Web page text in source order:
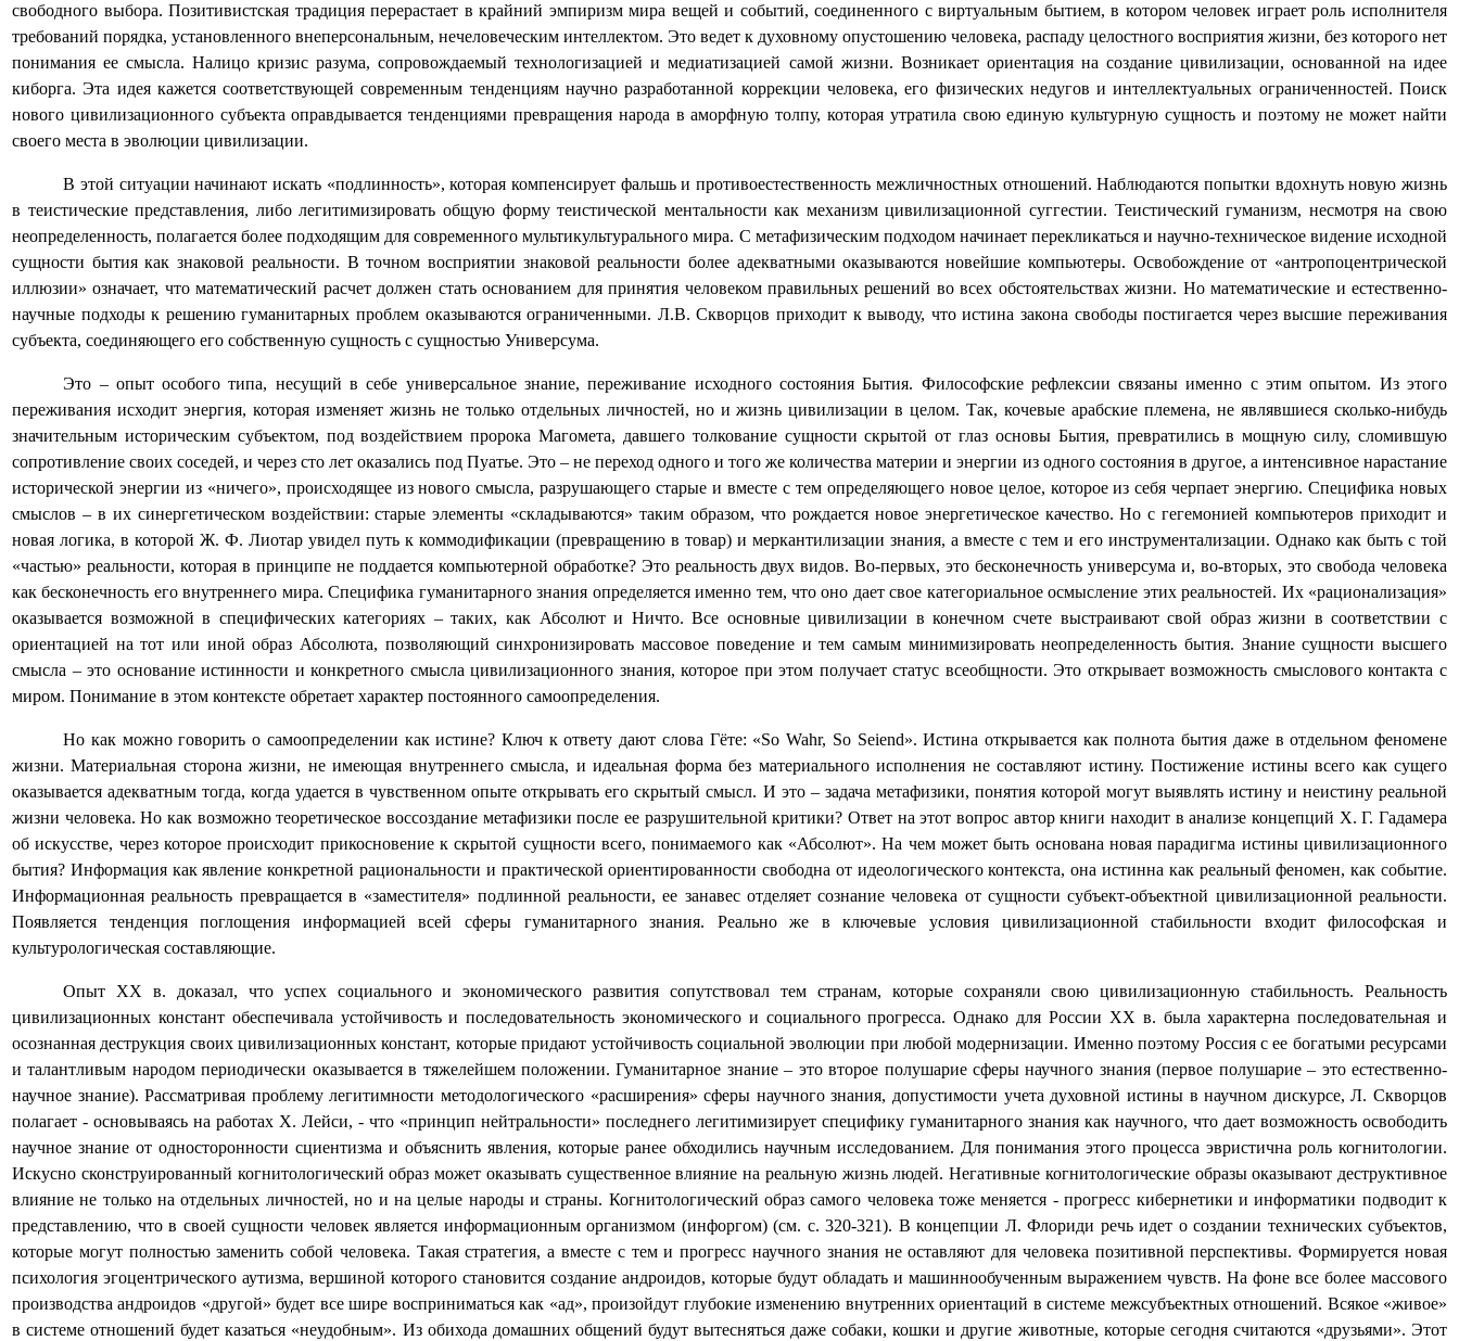
свободного выбора. Позитивистская традиция перерастает в крайний эмпиризм мира вещей и событий, соединенного с виртуальным бытием, в котором человек играет роль исполнителя
требований порядка, установленного внеперсональным, нечеловеческим интеллектом. Это ведет к духовному опустошению человека, распаду целостного восприятия жизни, без которого нет
понимания ее смысла. Налицо кризис разума, сопровождаемый технологизацией и медиатизацией самой жизни. Возникает ориентация на создание цивилизации, основанной на идее
киборга. Эта идея кажется соответствующей современным тенденциям научно разработанной коррекции человека, его физических недугов и интеллектуальных ограниченностей. Поиск
нового цивилизационного субъекта оправдывается тенденциями превращения народа в аморфную толпу, которая утратила свою единую культурную сущность и поэтому не может найти
своего места в эволюции цивилизации.
В этой ситуации начинают искать «подлинность», которая компенсирует фальшь и противоестественность межличностных отношений. Наблюдаются попытки вдохнуть новую жизнь
в теистические представления, либо легитимизировать общую форму теистической ментальности как механизм цивилизационной суггестии. Теистический гуманизм, несмотря на свою
неопределенность, полагается более подходящим для современного мультикультурального мира. C метафизическим подходом начинает перекликаться и научно-техническое видение исходной
сущности бытия как знаковой реальности. В точном восприятии знаковой реальности более адекватными оказываются новейшие компьютеры. Освобождение от «антропоцентрической
иллюзии» означает, что математический расчет должен стать основанием для принятия человеком правильных решений во всех обстоятельствах жизни. Но математические и естественно-
научные подходы к решению гуманитарных проблем оказываются ограниченными. Л.В. Скворцов приходит к выводу, что истина закона свободы постигается через высшие переживания
субъекта, соединяющего его собственную сущность с сущностью Универсума.
Это – опыт особого типа, несущий в себе универсальное знание, переживание исходного состояния Бытия. Философские рефлексии связаны именно с этим опытом. Из этого
переживания исходит энергия, которая изменяет жизнь не только отдельных личностей, но и жизнь цивилизации в целом. Так, кочевые арабские племена, не являвшиеся сколько-нибудь
значительным историческим субъектом, под воздействием пророка Магомета, давшего толкование сущности скрытой от глаз основы Бытия, превратились в мощную силу, сломившую
сопротивление своих соседей, и через сто лет оказались под Пуатье. Это – не переход одного и того же количества материи и энергии из одного состояния в другое, а интенсивное нарастание
исторической энергии из «ничего», происходящее из нового смысла, разрушающего старые и вместе с тем определяющего новое целое, которое из себя черпает энергию. Специфика новых
смыслов – в их синергетическом воздействии: старые элементы «складываются» таким образом, что рождается новое энергетическое качество. Но с гегемонией компьютеров приходит и
новая логика, в которой Ж. Ф. Лиотар увидел путь к коммодификации (превращению в товар) и меркантилизации знания, а вместе с тем и его инструментализации. Однако как быть с той
«частью» реальности, которая в принципе не поддается компьютерной обработке? Это реальность двух видов. Во-первых, это бесконечность универсума и, во-вторых, это свобода человека
как бесконечность его внутреннего мира. Специфика гуманитарного знания определяется именно тем, что оно дает свое категориальное осмысление этих реальностей. Их «рационализация»
оказывается возможной в специфических категориях – таких, как Абсолют и Ничто. Все основные цивилизации в конечном счете выстраивают свой образ жизни в соответствии с
ориентацией на тот или иной образ Абсолюта, позволяющий синхронизировать массовое поведение и тем самым минимизировать неопределенность бытия. Знание сущности высшего
смысла – это основание истинности и конкретного смысла цивилизационного знания, которое при этом получает статус всеобщности. Это открывает возможность смыслового контакта с
миром. Понимание в этом контексте обретает характер постоянного самоопределения.
Но как можно говорить о самоопределении как истине? Ключ к ответу дают слова Гёте: «So Wahr, So Seiend». Истина открывается как полнота бытия даже в отдельном феномене
жизни. Материальная сторона жизни, не имеющая внутреннего смысла, и идеальная форма без материального исполнения не составляют истину. Постижение истины всего как сущего
оказывается адекватным тогда, когда удается в чувственном опыте открывать его скрытый смысл. И это – задача метафизики, понятия которой могут выявлять истину и неистину реальной
жизни человека. Но как возможно теоретическое воссоздание метафизики после ее разрушительной критики? Ответ на этот вопрос автор книги находит в анализе концепций Х. Г. Гадамера
об искусстве, через которое происходит прикосновение к скрытой сущности всего, понимаемого как «Абсолют». На чем может быть основана новая парадигма истины цивилизационного
бытия? Информация как явление конкретной рациональности и практической ориентированности свободна от идеологического контекста, она истинна как реальный феномен, как событие.
Информационная реальность превращается в «заместителя» подлинной реальности, ее занавес отделяет сознание человека от сущности субъект-объектной цивилизационной реальности.
Появляется тенденция поглощения информацией всей сферы гуманитарного знания. Реально же в ключевые условия цивилизационной стабильности входит философская и
культурологическая составляющие.
Опыт XX в. доказал, что успех социального и экономического развития сопутствовал тем странам, которые сохраняли свою цивилизационную стабильность. Реальность
цивилизационных констант обеспечивала устойчивость и последовательность экономического и социального прогресса. Однако для России XX в. была характерна последовательная и
осознанная деструкция своих цивилизационных констант, которые придают устойчивость социальной эволюции при любой модернизации. Именно поэтому Россия с ее богатыми ресурсами
и талантливым народом периодически оказывается в тяжелейшем положении. Гуманитарное знание – это второе полушарие сферы научного знания(первое полушарие – это естественно-
научное знание). Рассматривая проблему легитимности методологического «расширения» сферы научного знания, допустимости учета духовной истины в научном дискурсе, Л. Скворцов
полагает - основываясь на работах Х. Лейси, - что «принцип нейтральности» последнего легитимизирует специфику гуманитарного знания как научного, что дает возможность освободить
научное знание от односторонности сциентизма и объяснить явления, которые ранее обходились научным исследованием. Для понимания этого процесса эвристична роль когнитологии.
Искусно сконструированный когнитологический образ может оказывать существенное влияние на реальную жизнь людей. Негативные когнитологические образы оказывают деструктивное
влияние не только на отдельных личностей, но и на целые народы и страны. Когнитологический образ самого человека тоже меняется - прогресс кибернетики и информатики подводит к
представлению, что в своей сущности человек является информационным организмом (инфоргом) (см. с. 320-321). В концепции Л. Флориди речь идет о создании технических субъектов,
которые могут полностью заменить собой человека. Такая стратегия, а вместе с тем и прогресс научного знания не оставляют для человека позитивной перспективы. Формируется новая
психология эгоцентрического аутизма, вершиной которого становится создание андроидов, которые будут обладать и машиннообученным выражением чувств. На фоне все более массового
производства андроидов «другой» будет все шире восприниматься как «ад», произойдут глубокие изменению внутренних ориентаций в системе межсубъектных отношений. Всякое «живое»
в системе отношений будет казаться «неудобным». Из обихода домашних общений будут вытесняться даже собаки, кошки и другие животные, которые сегодня считаются «друзьями». Этот